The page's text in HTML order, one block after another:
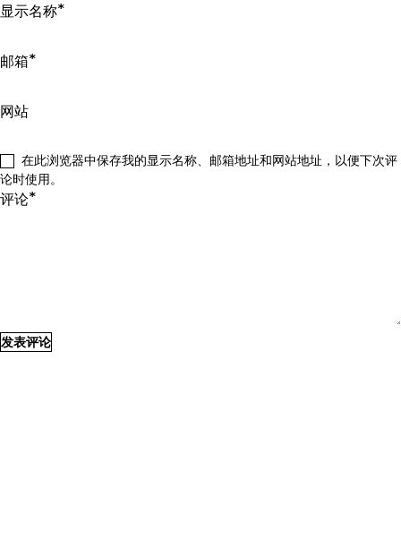
评论*
显示名称*
邮箱*
网站
在此浏览器中保存我的显示名称、邮箱地址和网站地址，以便下次评
论时使用。